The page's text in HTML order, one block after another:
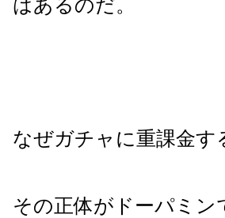
はあるのだ。
なぜガチャに重課金
その正体がドーパミン